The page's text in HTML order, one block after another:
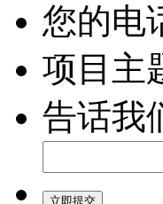
您的电
项目主
告话我